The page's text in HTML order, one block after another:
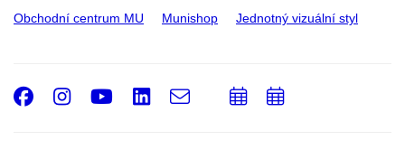
Obchodní centrum MU Munishop Jednotný vizuální styl
Facebook
Instagram
Youtube
LinkedIn
e-
PřidatPřidat